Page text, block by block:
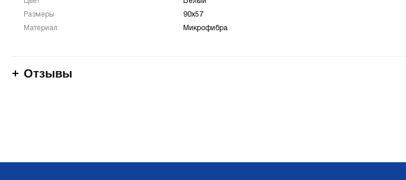
Размеры 90х57
Материал Микрофибра
Отзывы